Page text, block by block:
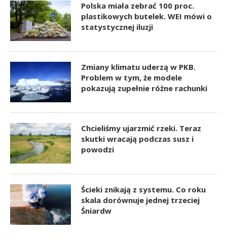
Polska miała zebrać 100 proc.
plastikowych butelek. WEI mówi o
statystycznej iluzji
Zmiany klimatu uderzą w PKB.
Problem w tym, że modele
pokazują zupełnie różne rachunki
Chcieliśmy ujarzmić rzeki. Teraz
skutki wracają podczas susz i
powodzi
Ścieki znikają z systemu. Co roku
skala dorównuje jednej trzeciej
Śniardw